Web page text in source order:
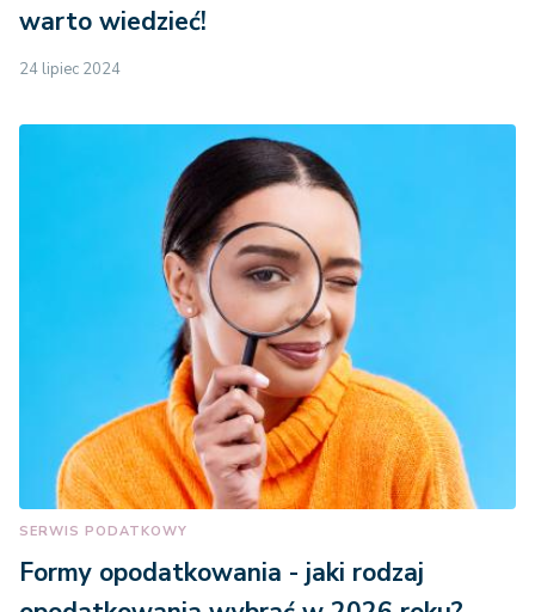
warto wiedzieć!
24 lipiec 2024
SERWIS PODATKOWY
Formy opodatkowania - jaki rodzaj